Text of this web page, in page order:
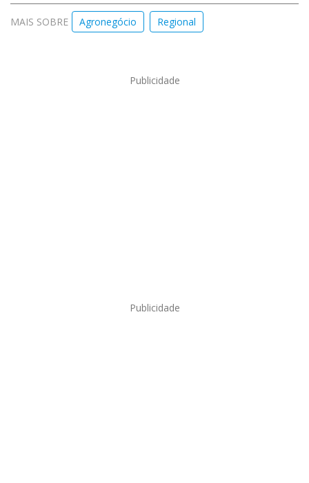
MAIS SOBRE Agronegócio Regional
Publicidade
Publicidade